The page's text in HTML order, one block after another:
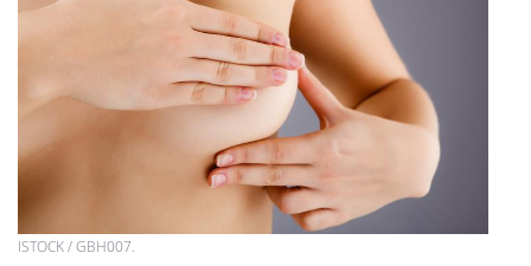
ISTOCK / GBH007.